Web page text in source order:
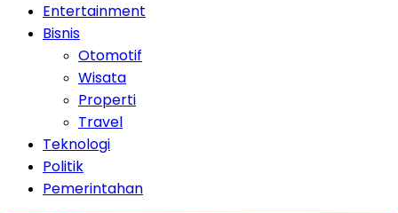
Entertainment
Bisnis
Otomotif
Wisata
Properti
Travel
Teknologi
Politik
Pemerintahan